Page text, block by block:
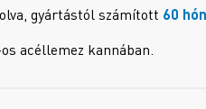
gyártástól számított 60
acéllemez kannában.